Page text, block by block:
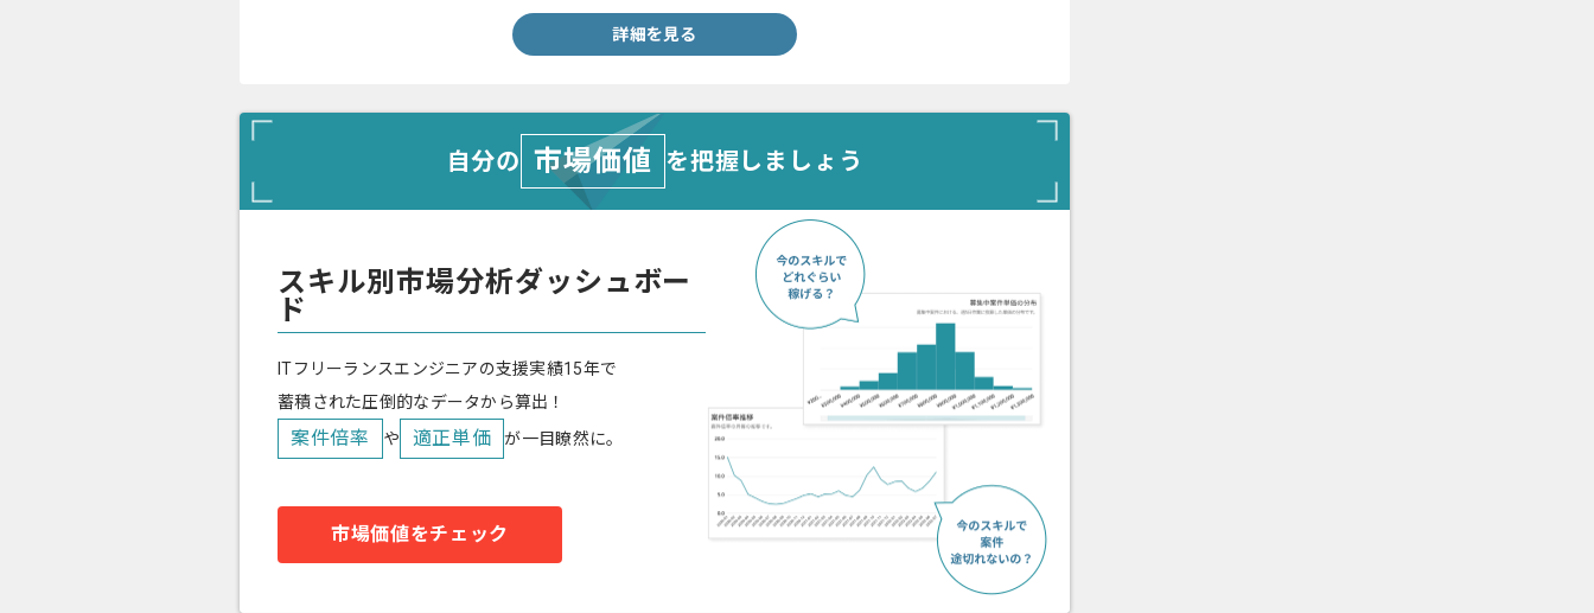
詳細を見る
自分の 市場価値 を把握しましょう
スキル別市場分析ダッシュボー
ド
ITフリーランスエンジニアの支援実績15年で
蓄積された圧倒的なデータから算出！
案件倍率 や 適正単価 が一目瞭然に。
市場価値をチェック